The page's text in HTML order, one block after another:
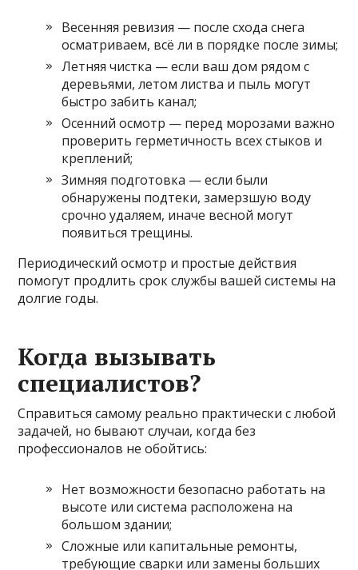
Весенняя ревизия — после схода снега
осматриваем, всё ли в порядке после зимы;
Летняя чистка — если ваш дом рядом с
деревьями, летом листва и пыль могут
быстро забить канал;
Осенний осмотр — перед морозами важно
проверить герметичность всех стыков и
креплений;
Зимняя подготовка — если были
обнаружены подтеки, замерзшую воду
срочно удаляем, иначе весной могут
появиться трещины.
Периодический осмотр и простые действия
помогут продлить срок службы вашей системы на
долгие годы.
Когда вызывать
специалистов?
Справиться самому реально практически с любой
задачей, но бывают случаи, когда без
профессионалов не обойтись:
Нет возможности безопасно работать на
высоте или система расположена на
большом здании;
Сложные или капитальные ремонты,
требующие сварки или замены больших